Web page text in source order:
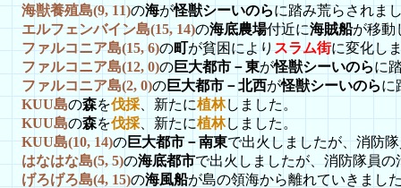
海獣養殖島(9, 11)の海が怪獣シーいのらに踏み荒らされま
エルフェンバイン島(15, 14)の海底農場付近に海賊船が移動
ファルコニア島(15, 6)の町が貧困によりスラム街に変化し
ファルコニア島(12, 0)の巨大都市－東が怪獣シーいのらに
ファルコニア島(2, 0)の巨大都市－北西が怪獣シーいのらに
KUU島の森を伐採 、新たに植林しました。
KUU島の森を伐採、新たに植林しました。
KUU島(10, 14)の巨大都市－南東で出火しましたが、消防
はなはな島(5, 5)の海底都市で出火しましたが、消防隊員
げろげろ島(4, 15)の海風船が島の領海から離れていきまし